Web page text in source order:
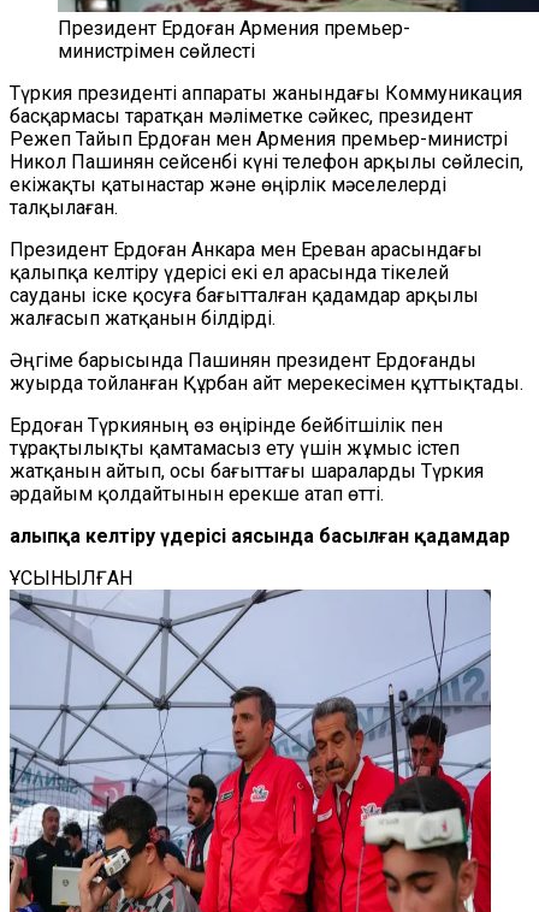
Президент Ердоған Армения премьер-
министрімен сөйлесті
Түркия президенті аппараты жанындағы Коммуникация
басқармасы таратқан мәліметке сәйкес, президент
Режеп Тайып Ердоған мен Армения премьер-министрі
Никол Пашинян сейсенбі күні телефон арқылы сөйлесіп,
екіжақты қатынастар және өңірлік мәселелерді
талқылаған.
Президент Ердоған Анкара мен Ереван арасындағы
қалыпқа келтіру үдерісі екі ел арасында тікелей
сауданы іске қосуға бағытталған қадамдар арқылы
жалғасып жатқанын білдірді.
Әңгіме барысында Пашинян президент Ердоғанды
жуырда тойланған Құрбан айт мерекесімен құттықтады.
Ердоған Түркияның өз өңірінде бейбітшілік пен
тұрақтылықты қамтамасыз ету үшін жұмыс істеп
жатқанын айтып, осы бағыттағы шараларды Түркия
әрдайым қолдайтынын ерекше атап өтті.
Қалыпқа келтіру үдерісі аясында басылған қадамдар
ҰСЫНЫЛҒАН